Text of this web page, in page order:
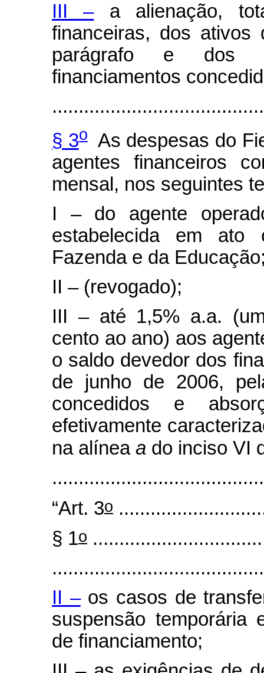
III –a alienação,
financeiras, dos
parágrafo e dos
financiamentos
§ 3oAs despesas do
agentes financeiros
mensal, nos seguintes
I – do agente
estabelecida em ato
Fazenda e da
II – (revogado);
III – até 1,5% a.a.
cento ao ano) aos
o saldo devedor dos
de junho de 2006,
concedidos e
efetivamente
na alínea a do inciso VI
“Art. 3o
§ 1o
II –os casos de
suspensão temporária
de financiamento;